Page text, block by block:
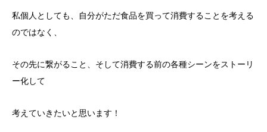
私個人としても、自分がただ食品を買って消費することを考える
のではなく、
その先に繋がること、そして消費する前の各種シーンをストーリ
ー化して
考えていきたいと思います！